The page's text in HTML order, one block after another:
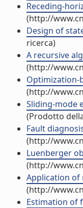
Receding-
(http://
Design of
ricerca)
A recursive
(http://
Optimization-
(http://
Sliding-mode
(Prodotto
Fault
(http://
Luenberger
(http://
Application
(http://
Estimation of